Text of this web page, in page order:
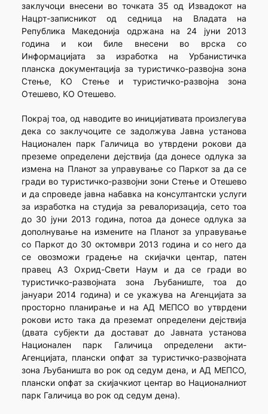
заклучоци внесени во точката 35 од Извадокот на
Нацрт-записникот од седница на Владата на
Република Македонија одржана на 24 јуни 2013
година и кои биле внесени во врска со
Информацијата за изработка на Урбанистичка
планска документација за туристичко-развојна зона
Стење, КО Стење и туристичко-развојна зона
Отешево, КО Отешево.
Покрај тоа, од наводите во иницијативата произлегува
дека со заклучоците се задолжува Јавна установа
Национален парк Галичица во утврдени рокови да
преземе определени дејствија (да донесе одлука за
измена на Планот за управување со Паркот за да се
гради во туристичко-развојни зони Стење и Отешево
и да спроведе јавна набавка на консултантски услуги
за изработка на студија за ревалоризација, сето тоа
до 30 јуни 2013 година, потоа да донесе одлука за
дополнување на измените на Планот за управување
со Паркот до 30 октомври 2013 година и со него да
се овозможи градење на скијачки центар, патен
правец А3 Охрид-Свети Наум и да се гради во
туристичко-развојната зона Љубаниште, тоа до
јануари 2014 година) и се укажува на Агенцијата за
просторно планирање и на АД МЕПСО во утврдени
рокови исто така да преземат определени дејствија
(двата субјекти да достават до Јавната установа
Национален парк Галичица определени акти-
Агенцијата, плански опфат за туристичко-развојната
зона Љубаништа во рок од седум дена, и АД МЕПСО,
плански опфат за скијачкиот центар во Националниот
парк Галичица во рок од седум дена).